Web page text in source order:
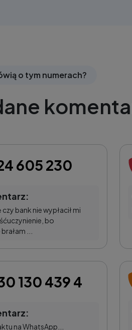
o tym numerach?
605 230
bank nie wypłacił mi
bo
...
130 439 4
na WhatsApp...